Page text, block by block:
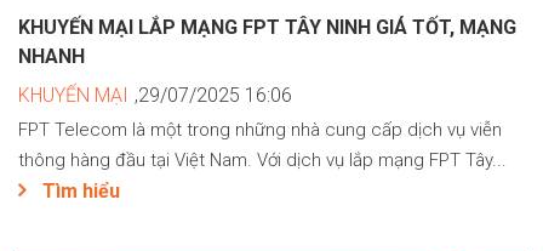
KHUYẾN MẠI LẮP MẠNG FPT TÂY NINH GIÁ TỐT, MẠNG
NHANH
KHUYẾN MẠI ,29/07/2025 16:06
FPT Telecom là một trong những nhà cung cấp dịch vụ viễn
thông hàng đầu tại Việt Nam. Với dịch vụ lắp mạng FPT Tây...
Tìm hiểu